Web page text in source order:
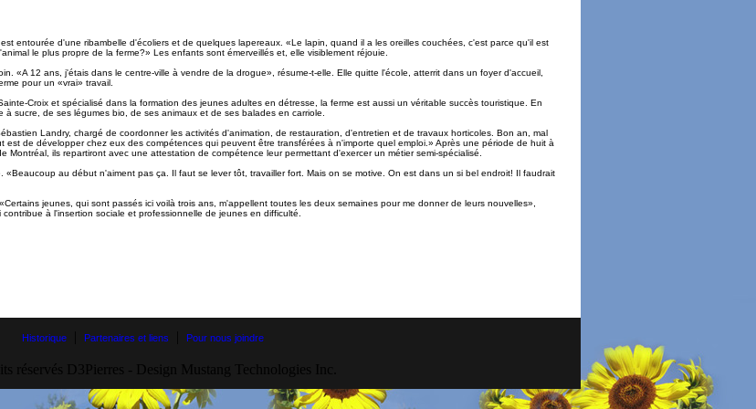
entourée d'une ribambelle d'écoliers et de quelques lapereaux. «Le lapin, quand il a les oreilles couchées, c'est parce qu'il est
le plus propre de la ferme?» Les enfants sont émerveillés et, elle visiblement réjouie.
«A 12 ans, j'étais dans le centre-ville à vendre de la drogue», résume-t-elle. Elle quitte l'école, atterrit dans un foyer d'accueil,
pour un «vrai» travail.
Croix et spécialisé dans la formation des jeunes adultes en détresse, la ferme est aussi un véritable succès touristique. En
sucre, de ses légumes bio, de ses animaux et de ses balades en carriole.
Landry, chargé de coordonner les activités d'animation, de restauration, d'entretien et de travaux horticoles. Bon an, mal
de développer chez eux des compétences qui peuvent être transférées à n'importe quel emploi.» Après une période de huit à
Montréal, ils repartiront avec une attestation de compétence leur permettant d'exercer un métier semi-spécialisé.
au début n'aiment pas ça. Il faut se lever tôt, travailler fort. Mais on se motive. On est dans un si bel endroit! Il faudrait
jeunes, qui sont passés ici voilà trois ans, m'appellent toutes les deux semaines pour me donner de leurs nouvelles»,
à l'insertion sociale et professionnelle de jeunes en difficulté.
Historique| Partenaires et liens Pour nous joindre
réservés D3Pierres - Design Mustang Technologies Inc.